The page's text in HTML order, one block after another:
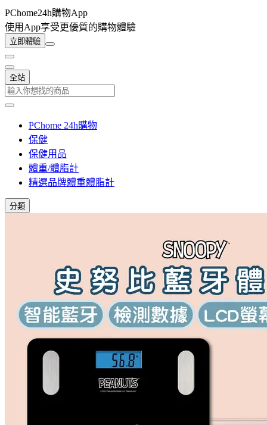
PChome24h購物App
使用App享受更優質的購物體驗
立即體驗
全站
PChome 24h購物
保健
保健用品
體重/體脂計
精選品牌體重體脂計
分類